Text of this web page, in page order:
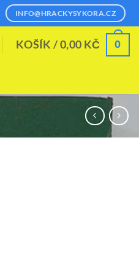
INFO@HRACKYSYKORA.CZ
KOŠÍK /0,00 KČ 0